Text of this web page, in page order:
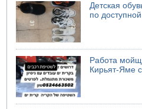
Детская
по
Работа
Кирьят-Яме